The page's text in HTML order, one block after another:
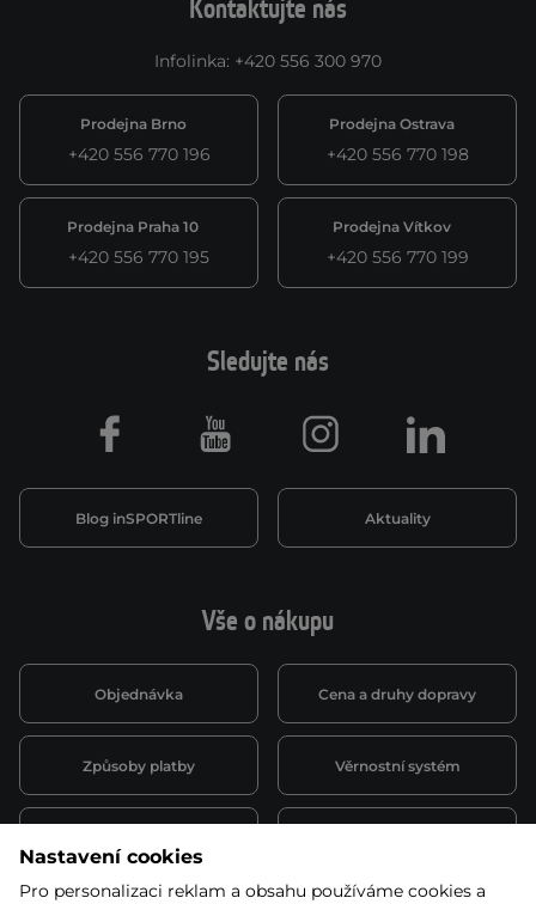
Kontaktujte nás
Infolinka: +420 556 300 970
Prodejna Brno
+420 556 770 196
Prodejna Ostrava
+420 556 770 198
Prodejna Praha 10
+420 556 770 195
Prodejna Vítkov
+420 556 770 199
Vše o nákupu
Objednávka Cena a druhy dopravy
Způsoby platby Věrnostní systém
Půjčovna
Sledujte nás
Blog inSPORTline Aktuality
Facebook Youtube Instagram LinkedIn
Nastavení cookies
Pro personalizaci reklam a obsahu používáme cookies a